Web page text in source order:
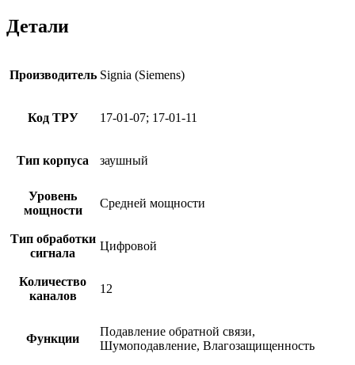
Детали
Производитель Signia (Siemens)
Код ТРУ 17-01-07; 17-01-11
Тип корпуса заушный
Уровень
мощности
Средней мощности
Тип обработки
сигнала
Цифровой
Количество
каналов
12
Функции
Подавление обратной связи,
Шумоподавление, Влагозащищенность